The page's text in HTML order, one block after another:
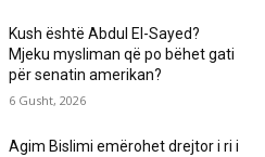
Kush është Abdul El-Sayed?
Mjeku mysliman që po bëhet gati
për senatin amerikan?
6 Gusht, 2026
Agim Bislimi emërohet drejtor i ri i